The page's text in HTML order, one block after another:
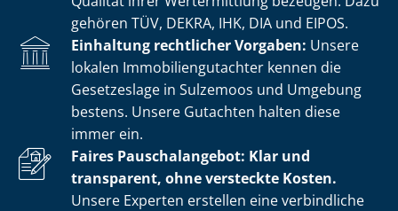
gehören TÜV, DEKRA, IHK, DIA und EIPOS.
Einhaltung rechtlicher Vorgaben: Unsere
lokalen Im­mo­bi­li­en­gut­ach­ter kennen die
Gesetzeslage in Sulzemoos und Umgebung
bestens. Unsere Gutachten halten diese
immer ein.
Faires Pauschalangebot: Klar und
transparent, ohne versteckte Kosten.
Unsere Experten erstellen eine verbindliche